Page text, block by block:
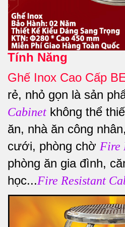
Tính Năng
Ghế Inox Cao Cấp
rẻ, nhỏ gọn là sản
Cabinet không thể
ăn, nhà ăn công
cưới, phòng chờ Fire
phòng ăn gia đình,
học...Fire Resistant